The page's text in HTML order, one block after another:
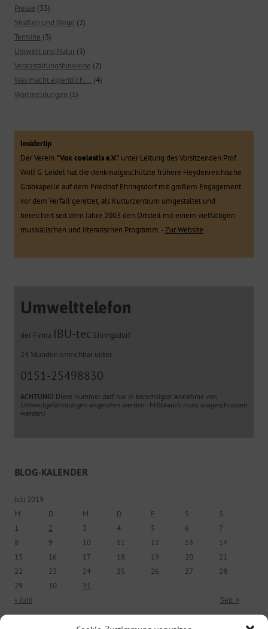
Presse (33)
Straßen und Wege (2)
Termine (3)
Umwelt und Natur (3)
Veranstaltungshinweise (2)
Was macht eigentlich…. (4)
Wortmeldungen (1)
Insidertip
Der Verein "Vox coelestis e.V." unter Leitung des Vorsitzenden Prof.
Wolf G. Leidel hat die denkmalgeschützte frühere Heydenreichische
Grabkapelle auf dem Friedhof Ehringsdorf mit großem Engagement
vor dem Verfall gerettet, als Kulturzentrum umgestaltet und
bereichert seit dem Jahre 2003 den Ortsteil mit einem vielfältigen
musikalischen und literarischen Programm. -Zur Website
Umwelttelefon
der Firma IBU-tec Ehringsdorf
24 Stunden erreichbar unter
0151-25498830
ACHTUNG! Diese Nummer darf nur in berechtigter Annahme von
Umweltgefährdungen angerufen werden - Mißbrauch muss ausgeschlossen
werden!
BLOG-KALENDER
Juli 2019
M
D M D F S
S
1
2 3 4 5 6
7
8
9 10 11 12 13
14
15
16 17 18 19 20
21
22
23 24 25 26 27
28
29
30
31
« Juni
Sep. »